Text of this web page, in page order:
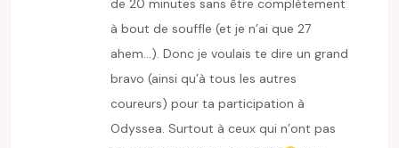
de 20 minutes sans être complètement
à bout de souffle (et je n’ai que 27
ahem…). Donc je voulais te dire un grand
bravo (ainsi qu’à tous les autres
coureurs) pour ta participation à
Odyssea. Surtout à ceux qui n’ont pas